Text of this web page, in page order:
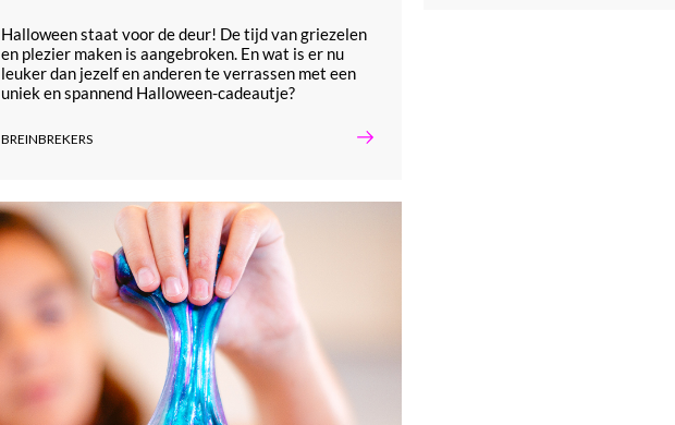
Halloween staat voor de deur! De tijd van griezelen
en plezier maken is aangebroken. En wat is er nu
leuker dan jezelf en anderen te verrassen met een
uniek en spannend Halloween-cadeautje?
BREINBREKERS